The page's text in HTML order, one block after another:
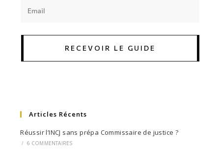
RECEVOIR LE GUIDE
Articles Récents
Réussir l’INCJ sans prépa Commissaire de justice ?
/ 6 COMMENTAIRES